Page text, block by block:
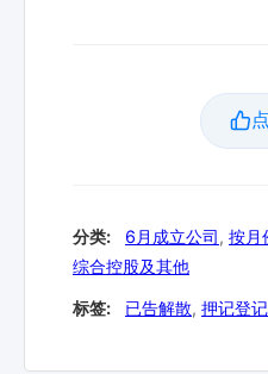
分类: 6月成立公司, 按月
综合控股及其他
标签: 已告解散, 押记登